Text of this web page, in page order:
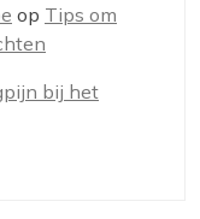
op Tips om
bij het